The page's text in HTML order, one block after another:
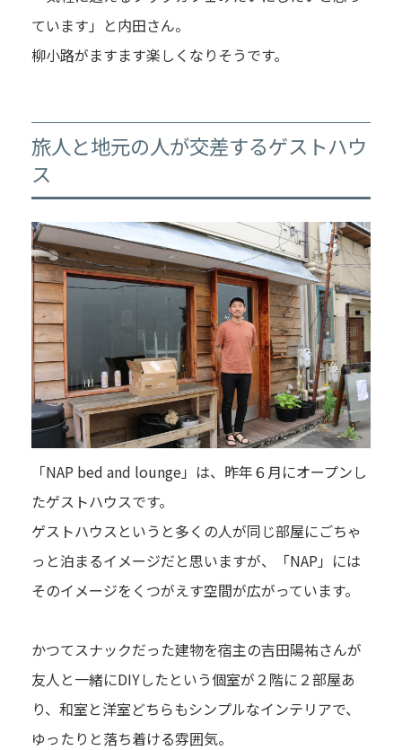
ています」と内田さん。
柳小路がますます楽しくなりそうです。
旅人と地元の人が交差するゲストハウ
ス
「NAP bed and lounge」は、昨年６月にオープンし
たゲストハウスです。
ゲストハウスというと多くの人が同じ部屋にごちゃ
っと泊まるイメージだと思いますが、「NAP」には
そのイメージをくつがえす空間が広がっています。
かつてスナックだった建物を宿主の吉田陽祐さんが
友人と一緒にDIYしたという個室が２階に２部屋あ
り、和室と洋室どちらもシンプルなインテリアで、
ゆったりと落ち着ける雰囲気。